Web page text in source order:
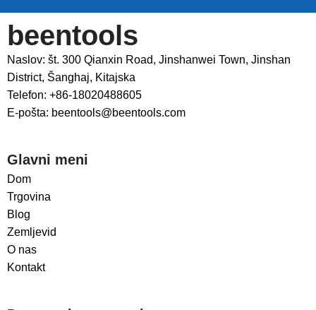
beentools
Naslov: št. 300 Qianxin Road, Jinshanwei Town, Jinshan
District, Šanghaj, Kitajska
Telefon: +86-18020488605
E-pošta: beentools@beentools.com
Glavni meni
Dom
Trgovina
Blog
Zemljevid
O nas
Kontakt